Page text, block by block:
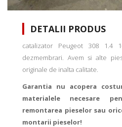
DETALII PRODUS
catalizator Peugeot 308 1.4
dezmembrari. Avem si alte
originale de inalta calitate.
Garantia nu acopera
materialele necesare
remontarea pieselor sau
montarii pieselor!